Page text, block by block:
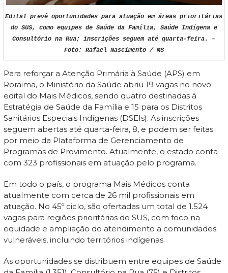
Edital prevê oportunidades para atuação em áreas prioritárias
do SUS, como equipes de Saúde da Família, Saúde Indígena e
Consultório na Rua; inscrições seguem até quarta-feira. –
Foto: Rafael Nascimento / MS
Para reforçar a Atenção Primária à Saúde (APS) em
Roraima, o Ministério da Saúde abriu 19 vagas no novo
edital do Mais Médicos, sendo quatro destinadas à
Estratégia de Saúde da Família e 15 para os Distritos
Sanitários Especiais Indígenas (DSEIs). As inscrições
seguem abertas até quarta-feira, 8, e podem ser feitas
por meio da Plataforma de Gerenciamento de
Programas de Provimento. Atualmente, o estado conta
com 323 profissionais em atuação pelo programa.
Em todo o país, o programa Mais Médicos conta
atualmente com cerca de 26 mil profissionais em
atuação. No 45º ciclo, são ofertadas um total de 1.524
vagas para regiões prioritárias do SUS, com foco na
equidade e ampliação do atendimento a comunidades
vulneráveis, incluindo territórios indígenas.
As oportunidades se distribuem entre equipes de Saúde